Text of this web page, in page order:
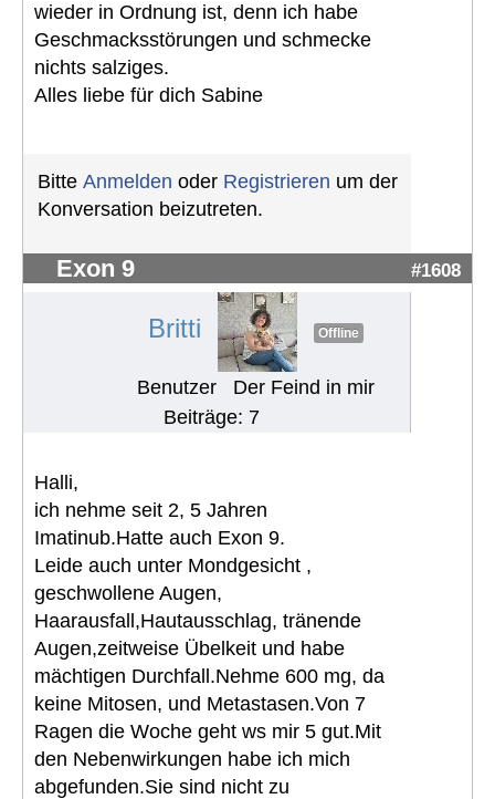
wieder in Ordnung ist, denn ich habe
Geschmacksstörungen und schmecke
nichts salziges.
Alles liebe für dich Sabine
Bitte Anmelden oder Registrieren um der
Konversation beizutreten.
Exon 9 #1608
Britti Offline
Benutzer
Der Feind in mir
Beiträge: 7
Halli,
ich nehme seit 2, 5 Jahren
Imatinub.Hatte auch Exon 9.
Leide auch unter Mondgesicht ,
geschwollene Augen,
Haarausfall,Hautausschlag, tränende
Augen,zeitweise Übelkeit und habe
mächtigen Durchfall.Nehme 600 mg, da
keine Mitosen, und Metastasen.Von 7
Ragen die Woche geht ws mir 5 gut.Mit
den Nebenwirkungen habe ich mich
abgefunden.Sie sind nicht zu